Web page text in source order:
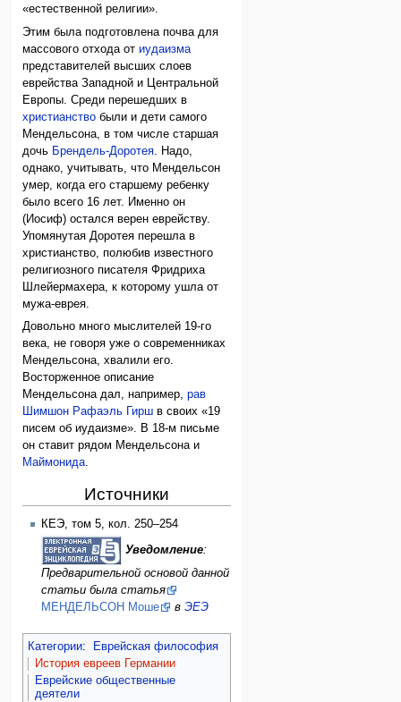
«естественной религии».
Этим была подготовлена почва для
массового отхода отиудаизма
представителей высших слоев
еврейства Западной и Центральной
Европы. Среди перешедших в
христианство были и дети самого
Мендельсона, в том числе старшая
дочь Брендель-Доротея . Надо,
однако, учитывать, что Мендельсон
умер, когда его старшему ребенку
было всего 16 лет. Именно он
(Иосиф) остался верен еврейству.
Упомянутая Доротея перешла в
христианство, полюбив известного
религиозного писателя Фридриха
Шлейермахера, к которому ушла от
мужа-еврея.
Довольно много мыслителей 19-го
века, не говоря уже о современниках
Мендельсона, хвалили его.
Восторженное описание
Мендельсона дал, например,рав
Шимшон Рафаэль Гирш в своих «19
писем об иудаизме». В 18-м письме
он ставит рядом Мендельсона и
Маймонида.
Источники
КЕЭ, том 5, кол. 250–254
Уведомление:
Предварительной основой данной
статьи была статья
МЕНДЕЛЬСОН Моше
в ЭЕЭ
Категории:
Еврейская философия
История евреев Германии
Еврейские общественные
деятели